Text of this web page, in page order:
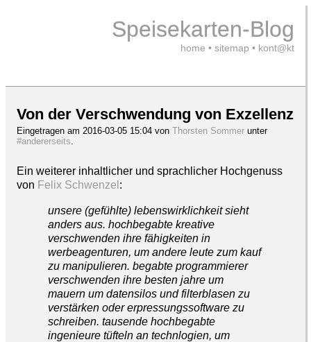
Speisekarten-Blog
home • sitemap • kont@kt
Von der Verschwendung von Exzellenz
Eingetragen am 2016-03-05 15:04 von Thorsten Sommer unter
#andererseits.
Ein weiterer inhaltlicher und sprachlicher Hochgenuss
von Felix Schwenzel :
unsere (gefühlte) lebenswirklichkeit sieht
anders aus. hochbegabte kreative
verschwenden ihre fähigkeiten in
werbeagenturen, um andere leute zum kauf
zu manipulieren. begabte programmierer
verschwenden ihre besten jahre um
mauern um datensilos und filterblasen zu
verstärken oder erpressungssoftware zu
schreiben. tausende hochbegabte
ingenieure tüfteln an technlogien, um